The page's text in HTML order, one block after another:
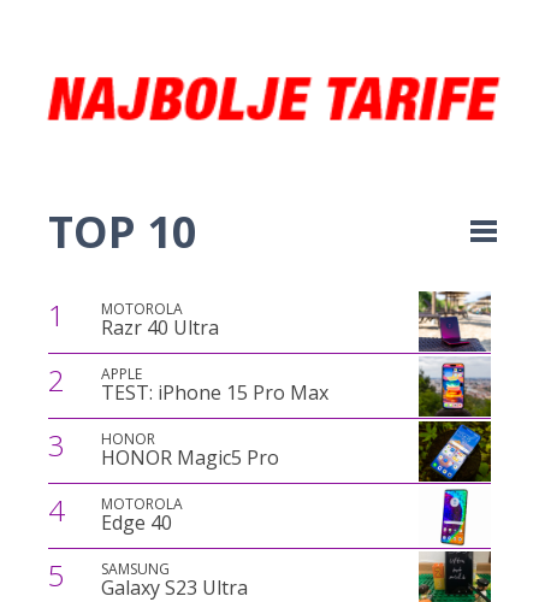
TOP 10
1 MOTOROLA
Razr 40 Ultra
2 APPLE
TEST: iPhone 15 Pro Max
3 HONOR
HONOR Magic5 Pro
4 MOTOROLA
Edge 40
5 SAMSUNG
Galaxy S23 Ultra